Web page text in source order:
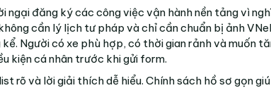
ngại đăng ký các công việc vận hành nền tảng vì
cần lý lịch tư pháp và chỉ cần chuẩn bị ảnh
Người có xe phù hợp, có thời gian rảnh và muốn
kiện cá nhân trước khi gửi form.
rõ và lời giải thích dễ hiểu. Chính sách hồ sơ gọn